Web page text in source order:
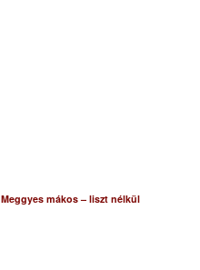
Meggyes mákos – liszt nélkül